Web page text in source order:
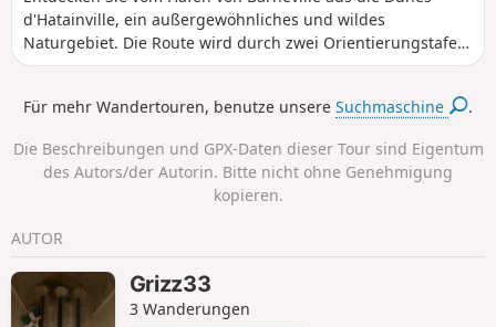
d'Hatainville, ein außergewöhnliches und wildes
Naturgebiet. Die Route wird durch zwei Orientierungstafeln
auf Anhöhen ergänzt, die einen schönen Blick auf die Küste
InformationenGPS oder Visorando-App dringend
Für mehr Wandertouren, benutze unsereSuchmaschine .
Die Beschreibungen und GPX-Daten dieser Tour sind Eigentum
des Autors/der Autorin. Bitte nicht ohne Genehmigung
kopieren.
AUTOR
Grizz33
3 Wanderungen